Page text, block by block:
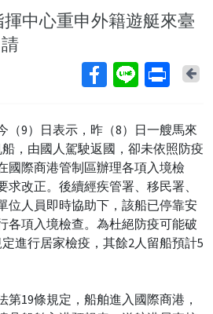
中心重申外籍遊艇來臺
（9）日表示，昨（8）日一艘馬來
，由國人駕駛返國，卻未依照防疫
國際商港管制區辦理各項入境檢
改正。後續經疾管署、移民署、
位人員即時協助下，該船已停靠安
各項入境檢查。為杜絕防疫可能破
進行居家檢疫，其餘2人留船預計5
19條規定，船舶進入國際商港，